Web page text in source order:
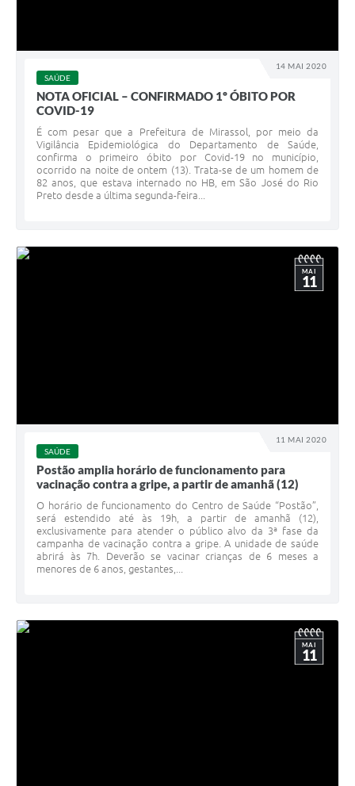
14 MAI 2020
SAÚDE
NOTA OFICIAL – CONFIRMADO 1º ÓBITO POR
COVID-19
É com pesar que a Prefeitura de Mirassol, por meio da
Vigilância Epidemiológica do Departamento de Saúde,
confirma o primeiro óbito por Covid-19 no município,
ocorrido na noite de ontem (13). Trata-se de um homem de
82 anos, que estava internado no HB, em São José do Rio
Preto desde a última segunda-feira...
11 MAI 2020
MAI
11
SAÚDE
Postão amplia horário de funcionamento para
vacinação contra a gripe, a partir de amanhã (12)
O horário de funcionamento do Centro de Saúde “Postão”,
será estendido até às 19h, a partir de amanhã (12),
exclusivamente para atender o público alvo da 3ª fase da
campanha de vacinação contra a gripe. A unidade de saúde
abrirá às 7h. Deverão se vacinar crianças de 6 meses a
menores de 6 anos, gestantes,...
MAI
11